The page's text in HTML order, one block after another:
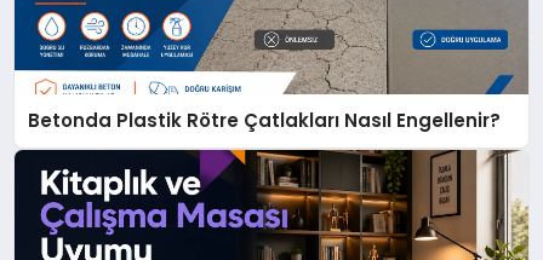
Betonda Plastik Rötre Çatlakları Nasıl Engellenir?